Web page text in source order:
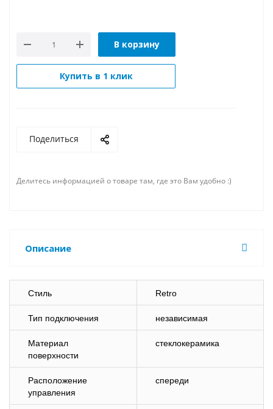
В корзину
Купить в 1 клик
Поделиться
Делитесь информацией о товаре там, где это Вам удобно :)
Описание
Стиль Retro
Тип подключения независимая
Материал
поверхности
стеклокерамика
Расположение
управления
спереди